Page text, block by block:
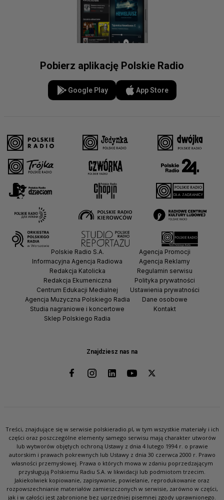
Pobierz aplikację Polskie Radio
Google Play App Store
Znajdziesz nas na
Polskie Radio S.A.
Informacyjna Agencja Radiowa
Redakcja Katolicka
Redakcja Ekumeniczna
Centrum Edukacji Medialnej
Agencja Muzyczna Polskiego Radia
Studia nagraniowe i koncertowe
Sklep Polskiego Radia
Agencja Promocji
Agencja Reklamy
Regulamin serwisu
Polityka prywatności
Ustawienia prywatności
Dane osobowe
Kontakt
Treści, znajdujące się w serwisie polskieradio.pl, w tym wszystkie materiały i ich
części oraz poszczególne elementy samego serwisu mają charakter utworów
lub wytworów objętych ochroną Ustawy z dnia 4 lutego 1994 r. o prawie
autorskim i prawach pokrewnych lub Ustawy z dnia 30 czerwca 2000 r. Prawo
własności przemysłowej. Prawa o których mowa w zdaniu poprzedzającym
przysługują Polskiemu Radiu S.A. w likwidacji lub podmiotom trzecim.
Jakiekolwiek kopiowanie, zapisywanie, powielanie, reprodukowanie oraz
rozpowszechnianie materiałów zamieszczonych w serwisie, zarówno w części,
jak i w całości jest zabronione bez uprzedniej pisemnej zgody uprawnionego.